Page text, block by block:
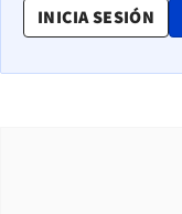
INICIA SESIÓN